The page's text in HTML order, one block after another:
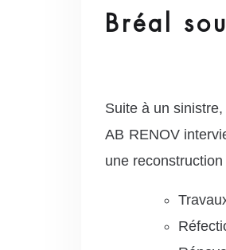
Bréal
Suite à un
AB RENOV
une